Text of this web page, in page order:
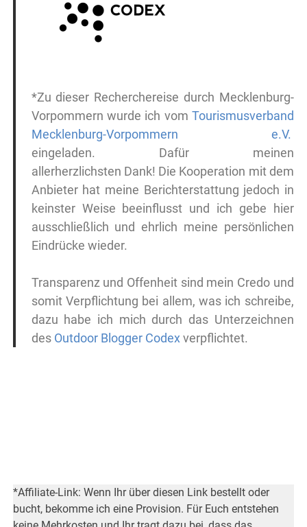
*Zu dieser Recherchereise durch Mecklenburg-
Vorpommern wurde ich vom Tourismusverband
Mecklenburg-Vorpommern e.V.
eingeladen. Dafür meinen
allerherzlichsten Dank! Die Kooperation mit dem
Anbieter hat meine Berichterstattung jedoch in
keinster Weise beeinflusst und ich gebe hier
ausschließlich und ehrlich meine persönlichen
Eindrücke wieder.
Transparenz und Offenheit sind mein Credo und
somit Verpflichtung bei allem, was ich schreibe,
dazu habe ich mich durch das Unterzeichnen
des Outdoor Blogger Codexverpflichtet.
*Affiliate-Link: Wenn Ihr über diesen Link bestellt oder
bucht, bekomme ich eine Provision. Für Euch entstehen